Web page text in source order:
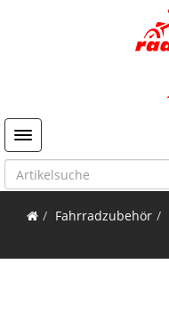
Toggle navigation
Fahrradzubehör